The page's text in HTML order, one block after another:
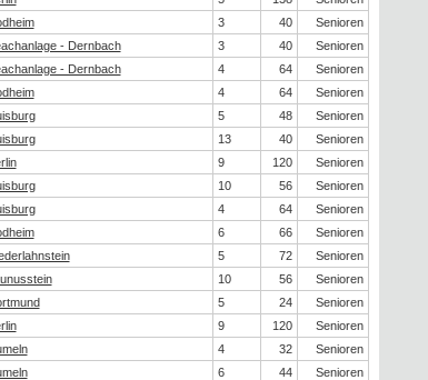
3 40
Senioren
- Dernbach 3 40
Senioren
- Dernbach 4 64
Senioren
4 64
Senioren
5 48
Senioren
13 40
Senioren
9 120
Senioren
10 56
Senioren
4 64
Senioren
6 66
Senioren
5 72
Senioren
10 56
Senioren
5 24
Senioren
9 120
Senioren
4 32
Senioren
6 44
Senioren